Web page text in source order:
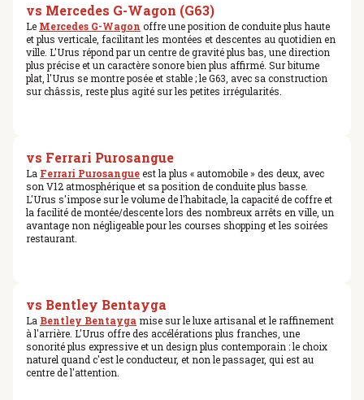
vs Mercedes G-Wagon (G63)
Le Mercedes G-Wagon offre une position de conduite plus haute
et plus verticale, facilitant les montées et descentes au quotidien en
ville. L'Urus répond par un centre de gravité plus bas, une direction
plus précise et un caractère sonore bien plus affirmé. Sur bitume
plat, l'Urus se montre posée et stable ; le G63, avec sa construction
sur châssis, reste plus agité sur les petites irrégularités.
vs Ferrari Purosangue
La Ferrari Purosangueest la plus « automobile » des deux, avec
son V12 atmosphérique et sa position de conduite plus basse.
L'Urus s'impose sur le volume de l'habitacle, la capacité de coffre et
la facilité de montée/descente lors des nombreux arrêts en ville, un
avantage non négligeable pour les courses shopping et les soirées
restaurant.
vs Bentley Bentayga
La Bentley Bentaygamise sur le luxe artisanal et le raffinement
à l'arrière. L'Urus offre des accélérations plus franches, une
sonorité plus expressive et un design plus contemporain : le choix
naturel quand c'est le conducteur, et non le passager, qui est au
centre de l'attention.